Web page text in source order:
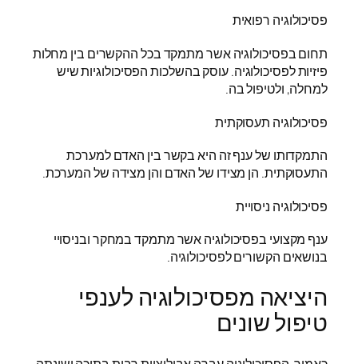
פסיכולוגיה רפואית
תחום בפסיכולוגיה אשר מתמקד בכל ההקשרים בין מחלות
פיזיות לפסיכולוגיה. עוסק בהשלכות הפסיכולוגיות שיש
למחלה, ולטיפול בה.
פסיכולוגיה תעסוקתית
התמקדותו של ענף זה היא בקשר בין האדם למערכת
התעסוקתית. הן מצידו של האדם והן מצידה של המערכת.
פסיכולוגיה ניסויית
ענף מקצועי בפסיכולוגיה אשר מתמקד במחקר ובניסויי
בנושאים הקשורים לפסיכולוגיה.
היציאה מפסיכולוגיה לענפי
טיפול שונים